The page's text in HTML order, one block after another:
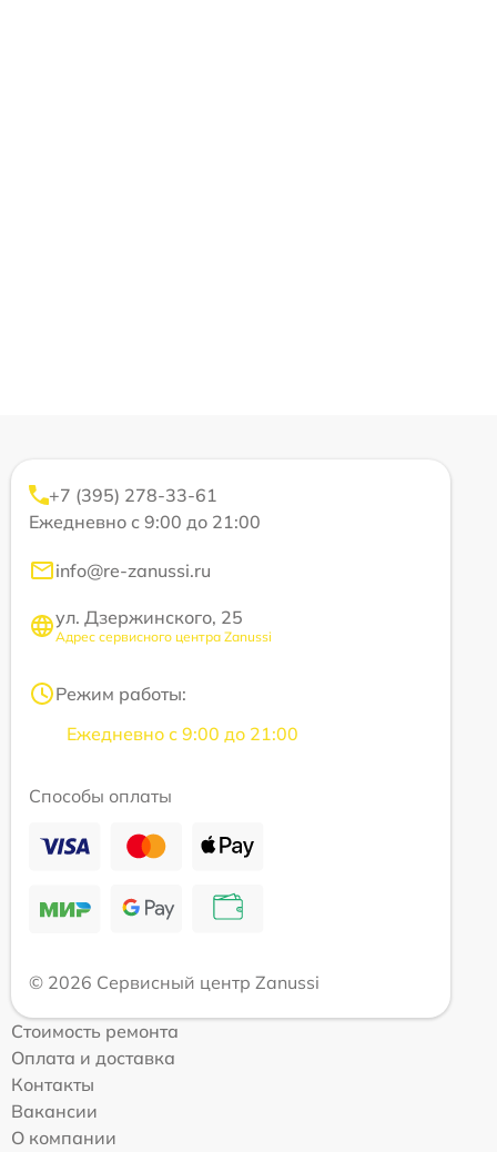
+7 (395) 278-33-61
Ежедневно с 9:00 до 21:00
info@re-zanussi.ru
ул. Дзержинского, 25
Адрес сервисного центра Zanussi
Режим работы:
Ежедневно с 9:00 до 21:00
Способы оплаты
© 2026 Сервисный центр Zanussi
Стоимость ремонта
Оплата и доставка
Контакты
Вакансии
О компании